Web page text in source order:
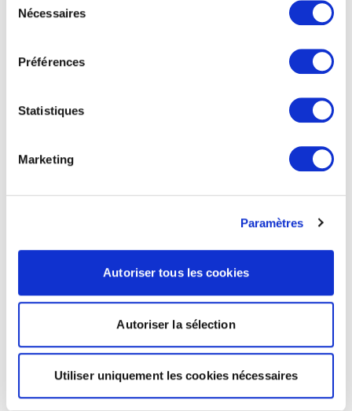
Nécessaires
Préférences
Statistiques
Marketing
Paramètres
Autoriser tous les cookies
Autoriser la sélection
Utiliser uniquement les cookies nécessaires